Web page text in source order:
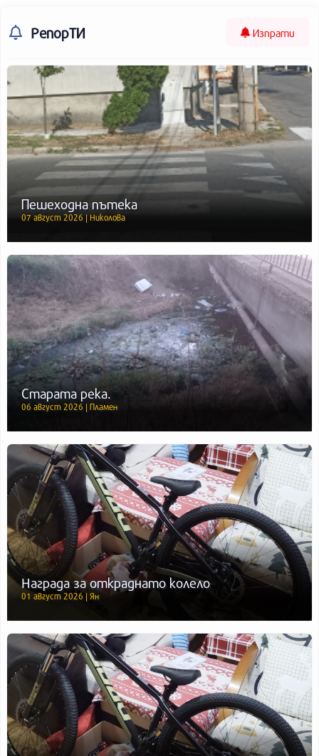
РепорТИ Изпрати
Пешеходна пътека
07 август 2026 | Николова
Старата река.
06 август 2026 | Пламен
Награда за откраднато колело
01 август 2026 | Ян